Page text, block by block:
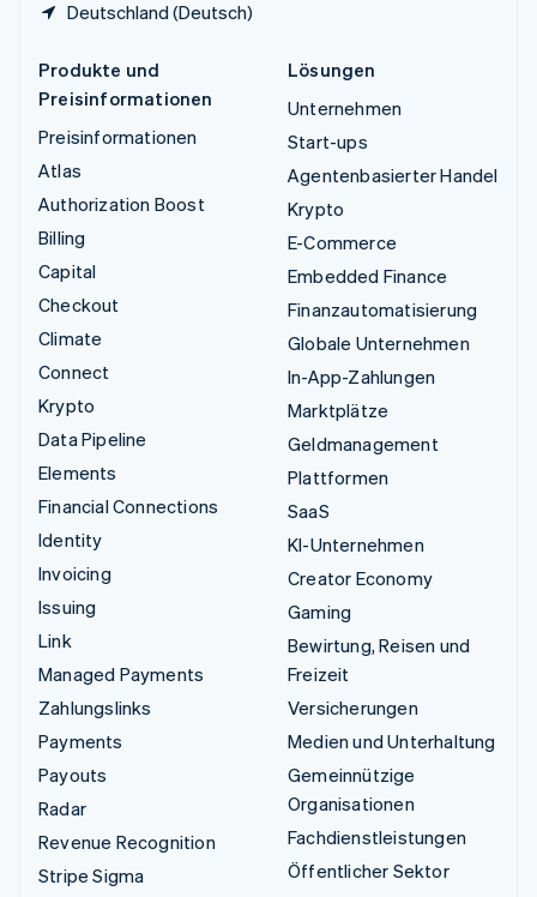
Deutschland (Deutsch)
Produkte und
Preisinformationen
Preisinformationen
Atlas
Authorization Boost
Billing
Capital
Checkout
Climate
Connect
Krypto
Data Pipeline
Elements
Financial Connections
Identity
Invoicing
Issuing
Link
Managed Payments
Zahlungslinks
Payments
Payouts
Radar
Revenue Recognition
Stripe Sigma
Lösungen
Unternehmen
Start-ups
Agentenbasierter Handel
Krypto
E-Commerce
Embedded Finance
Finanzautomatisierung
Globale Unternehmen
In-App-Zahlungen
Marktplätze
Geldmanagement
Plattformen
SaaS
KI-Unternehmen
Creator Economy
Gaming
Bewirtung, Reisen und
Freizeit
Versicherungen
Medien und Unterhaltung
Gemeinnützige
Organisationen
Fachdienstleistungen
Öffentlicher Sektor